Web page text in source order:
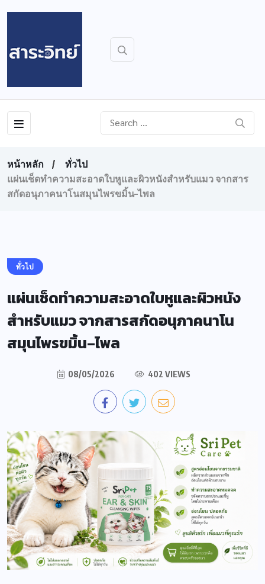
หน้าหลัก
ทั่วไป
แผ่นเช็ดทำความสะอาดใบหูและผิวหนังสำหรับแมว จากสาร
สกัดอนุภาคนาโนสมุนไพรขมิ้น–ไพล
ทั่วไป
แผ่นเช็ดทำความสะอาดใบหูและผิวหนัง
สำหรับแมว จากสารสกัดอนุภาคนาโน
สมุนไพรขมิ้น–ไพล
08/05/2026 402 VIEWS